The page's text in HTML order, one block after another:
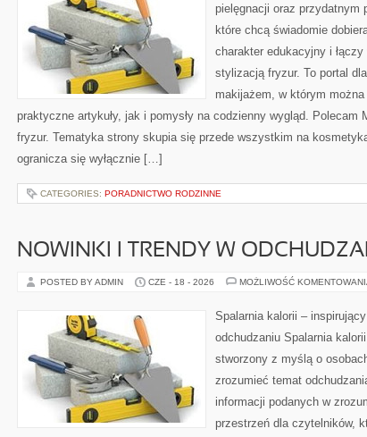
pielęgnacji oraz przydatnym
które chcą świadomie
charakter edukacyjny i
stylizacją fryzur. To portal
makijażem, w którym
praktyczne artykuły, jak i pomysły na codzienny wygląd. Polecam
fryzur. Tematyka strony skupia się przede wszystkim na
ogranicza się wyłącznie […]
CATEGORIES: PORADNICTWO RODZINNE
NOWINKI I TRENDY W
POSTED BY ADMIN CZE - 18 - 2026 MOŻLIWOŚĆ
Spalarnia kalorii –
odchudzaniu Spalarnia
stworzony z myślą o
zrozumieć temat
informacji podanych w
przestrzeń dla czytelników,